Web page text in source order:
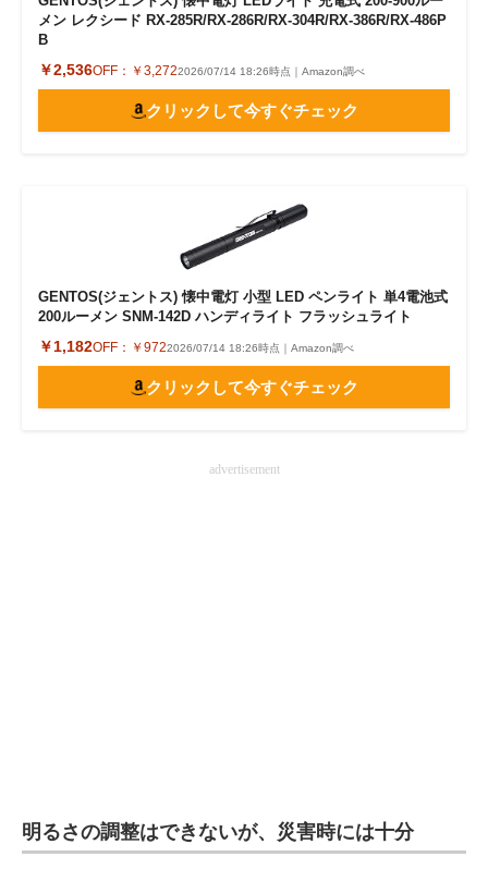
メン レクシード RX-285R/RX-286R/RX-304R/RX-386R/RX-486P
B
￥2,536OFF： ￥3,2722026/07/14 18:26時点｜Amazon調べ
クリックして今すぐチェック
GENTOS(ジェントス) 懐中電灯 小型 LED ペンライト 単4電池式
200ルーメン SNM-142D ハンディライト フラッシュライト
￥1,182OFF： ￥9722026/07/14 18:26時点｜Amazon調べ
クリックして今すぐチェック
advertisement
明るさの調整はできないが、災害時には十分